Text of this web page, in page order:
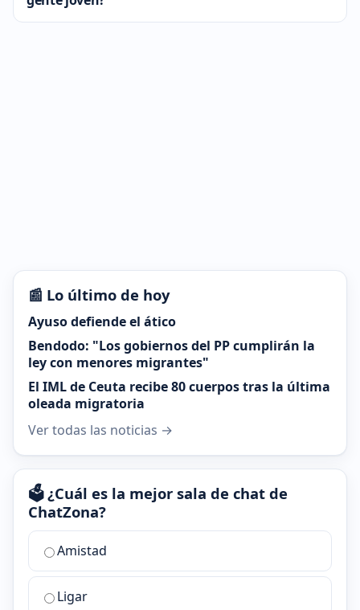
📰 Lo último de hoy
Ayuso defiende el ático
Bendodo: "Los gobiernos del PP cumplirán la
ley con menores migrantes"
El IML de Ceuta recibe 80 cuerpos tras la última
oleada migratoria
Ver todas las noticias →
🗳️ ¿Cuál es la mejor sala de chat de
ChatZona?
¿Cuál
la
mejor
Amistad
Ligar